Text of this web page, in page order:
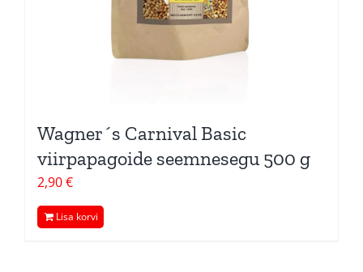
Wagner´s Carnival Basic
viirpapagoide seemnesegu 500 g
2,90€
Lisa korvi